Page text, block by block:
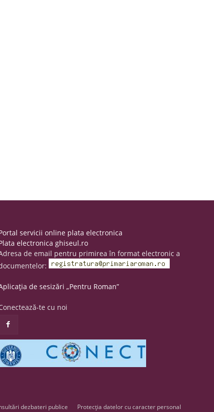
servicii online plata electronica
electronica ghiseul.ro
de email pentru primirea în format electronic a
de sesizări „Pentru Roman”
te cu noi
dezbateri publice Protecția datelor cu caracter personal